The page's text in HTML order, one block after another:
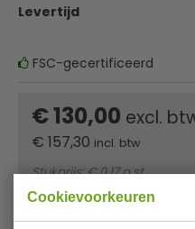
Cookievoorkeuren
Levertijd
FSC-gecertificeerd
€ 130,00 excl.
€ 157,30 incl. btw
Stukprijs: € 0,17 p.st.